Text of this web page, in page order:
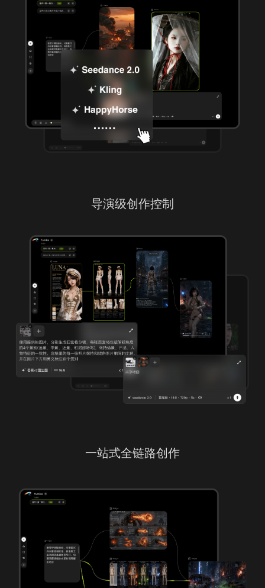
导演级创作控制
一站式全链路创作